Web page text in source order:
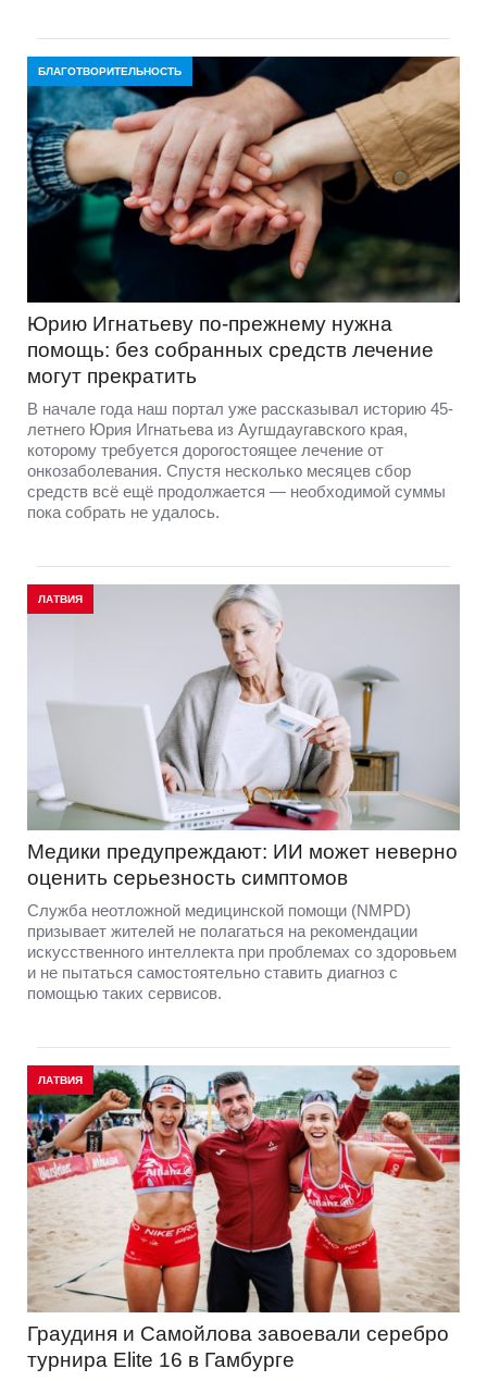
БЛАГОТВОРИТЕЛЬНОСТЬ
Юрию Игнатьеву по-прежнему нужна
помощь: без собранных средств лечение
могут прекратить
В начале года наш портал уже рассказывал историю 45-
летнего Юрия Игнатьева из Аугшдаугавского края,
которому требуется дорогостоящее лечение от
онкозаболевания. Спустя несколько месяцев сбор
средств всё ещё продолжается — необходимой суммы
пока собрать не удалось.
ЛАТВИЯ
Медики предупреждают: ИИ может неверно
оценить серьезность симптомов
Служба неотложной медицинской помощи (NMPD)
призывает жителей не полагаться на рекомендации
искусственного интеллекта при проблемах со здоровьем
и не пытаться самостоятельно ставить диагноз с
помощью таких сервисов.
ЛАТВИЯ
Граудиня и Самойлова завоевали серебро
турнира Elite 16 в Гамбурге